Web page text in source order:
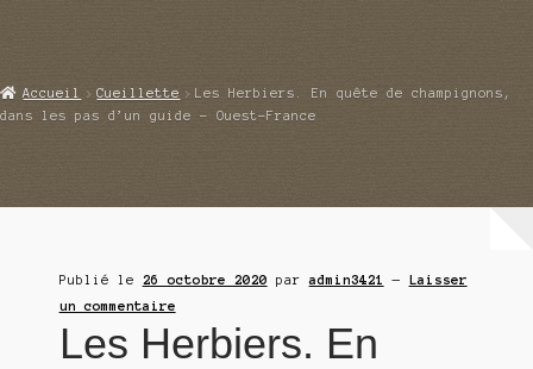
menu
Echanges et contacts
Ouvrir
Accueil Cueillette
Les Herbiers. En quête de champignons,
dans les pas d’un guide – Ouest-France
Publié le 26 octobre 2020 paradmin3421 — Laisser
un commentaire
Les Herbiers. En